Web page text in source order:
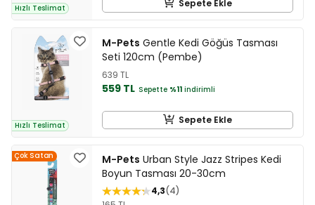
Hızlı Teslimat Sepete Ekle
Hızlı Teslimat
M-Pets Gentle Kedi Göğüs Tasması
Seti 120cm (Pembe)
639 TL
559 TL Sepette %11 indirimli
Sepete Ekle
Çok Satan M-Pets Urban Style Jazz Stripes Kedi
Boyun Tasması 20-30cm
4,3 4